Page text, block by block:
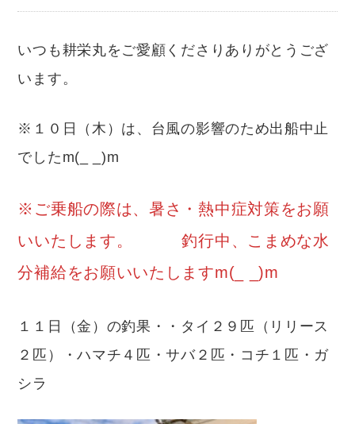
いつも耕栄丸をご愛顧くださりありがとうござ
います。
※１０日（木）は、台風の影響のため出船中止
でしたm(_ _)m
※ご乗船の際は、暑さ・熱中症対策をお願
いいたします。 釣行中、こまめな水
分補給をお願いいたしますm(_ _)m
１１日（金）の釣果・・タイ２９匹（リリース
２匹）・ハマチ４匹・サバ２匹・コチ１匹・ガ
シラ